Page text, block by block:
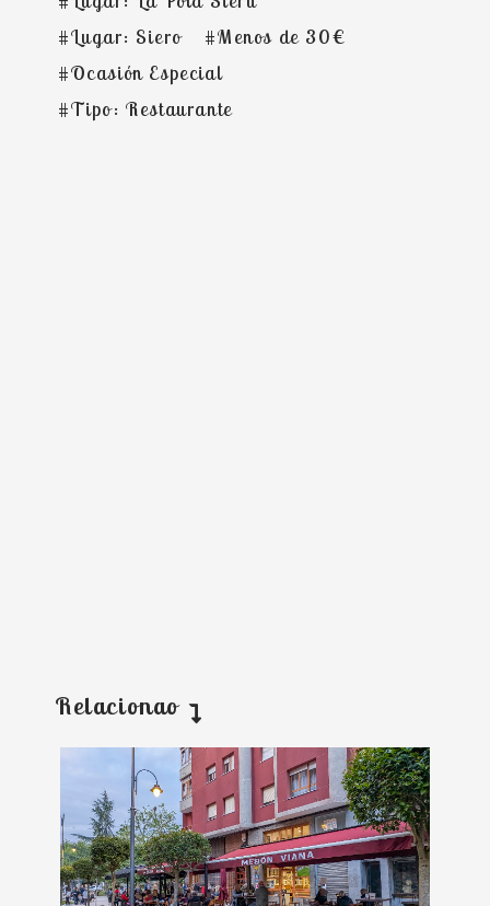
#Lugar: Siero
#Menos de 30€
#Ocasión Especial
#Tipo: Restaurante
Relacionao